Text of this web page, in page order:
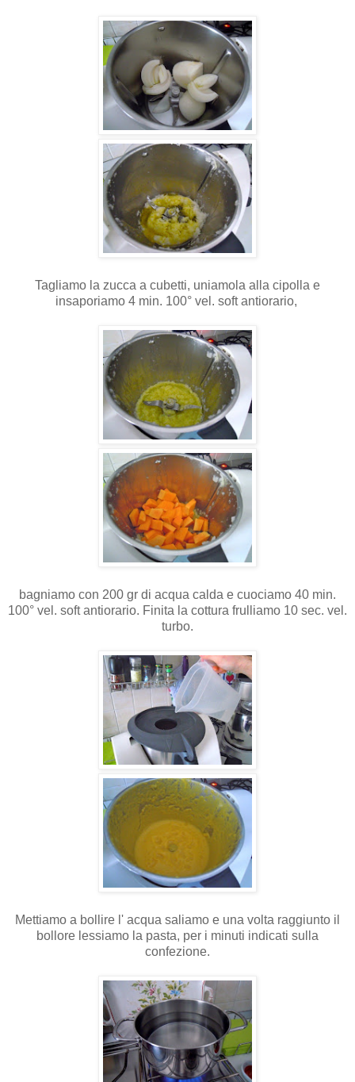
Tagliamo la zucca a cubetti, uniamola alla cipolla e
insaporiamo 4 min. 100° vel. soft antiorario,
bagniamo con 200 gr di acqua calda e cuociamo 40 min.
100° vel. soft antiorario. Finita la cottura frulliamo 10 sec. vel.
turbo.
Mettiamo a bollire l' acqua saliamo e una volta raggiunto il
bollore lessiamo la pasta, per i minuti indicati sulla
confezione.